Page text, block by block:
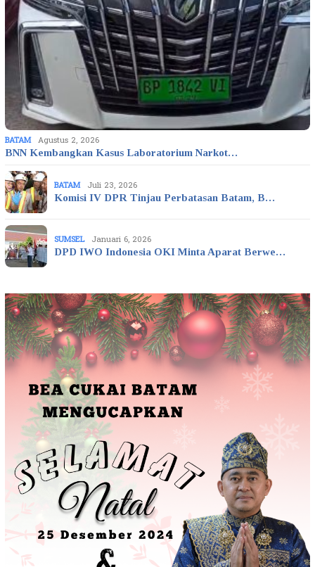
BATAM Agustus 2, 2026
BNN Kembangkan Kasus Laboratorium Narkot…
BATAM Juli 23, 2026
Komisi IV DPR Tinjau Perbatasan Batam, B…
SUMSEL Januari 6, 2026
DPD IWO Indonesia OKI Minta Aparat Berwe…